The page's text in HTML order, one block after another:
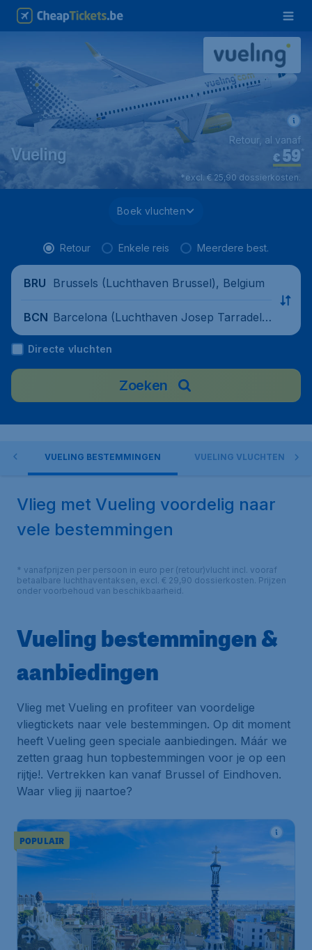
Vueling €59*
Retour, al vanaf
*excl. € 25,90 dossierkosten.
Boek vluchten
Retour Enkele reis Meerdere best.
BRU Brussels (Luchthaven Brussel), Belgium
BCN Barcelona (Luchthaven Josep Tarradella
s Barcelona-El Prat), Spain
Directe vluchten
Zoeken
VUELING BESTEMMINGEN VUELING VLUCHTEN
Vlieg met Vueling voordelig naar
vele bestemmingen
* vanafprijzen per persoon in euro per (retour)vlucht incl. vooraf
betaalbare luchthaventaksen, excl. € 29,90 dossierkosten. Prijzen
onder voorbehoud van beschikbaarheid.
Vueling bestemmingen &
aanbiedingen
Vlieg met Vueling en profiteer van voordelige
vliegtickets naar vele bestemmingen. Op dit moment
heeft Vueling geen speciale aanbiedingen. Máár we
zetten graag hun topbestemmingen voor je op een
rijtje!. Vertrekken kan vanaf Brussel of Eindhoven.
Waar vlieg jij naartoe?
POPULAIR